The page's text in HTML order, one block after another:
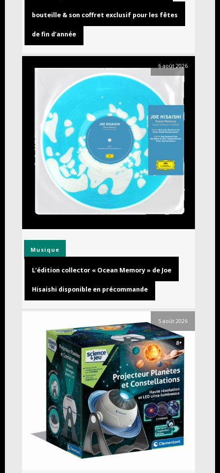
bouteille & son coffret exclusif pour les fêtes
de fin d’année
6 août 2026
Musique
L’édition collector « Ocean Memory » de Joe
Hisaishi disponible en précommande
5 août 2026